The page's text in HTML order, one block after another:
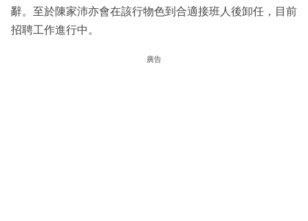
辭。至於陳家沛亦會在該行物色到合適接班人後卸任，目前
招聘工作進行中。
廣告